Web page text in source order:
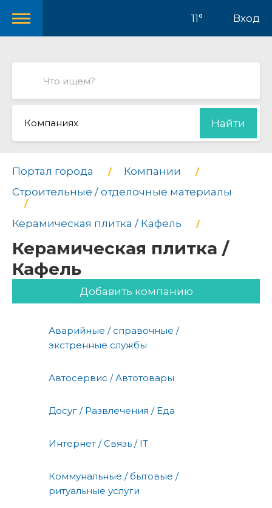
11° Вход
Компаниях Найти
Портал города
Компании
Строительные / отделочные материалы
Керамическая плитка / Кафель
Керамическая плитка /
Кафель
Добавить компанию
Аварийные / справочные /
экстренные службы
Автосервис / Автотовары
Досуг / Развлечения / Еда
Интернет / Связь / IT
Коммунальные / бытовые /
ритуальные услуги